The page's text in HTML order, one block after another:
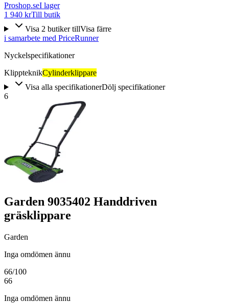
Proshop.seI lager
1 940 krTill butik
Visa 2 butiker tillVisa färre
i samarbete med PriceRunner
Nyckelspecifikationer
KlippteknikCylinderklippare
Visa alla specifikationerDölj specifikationer
6
Garden 9035402 Handdriven
gräsklippare
Garden
Inga omdömen ännu
66/100
66
Inga omdömen ännu